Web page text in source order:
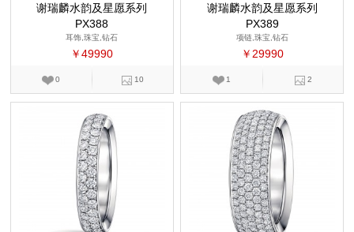
谢瑞麟水韵及星愿系列
PX388
耳饰,珠宝,钻石
￥49990
0 10
谢瑞麟水韵及星愿系列
PX389
项链,珠宝,钻石
￥29990
1 2